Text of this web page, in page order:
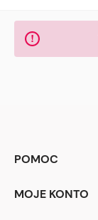
POMOC
MOJE KONTO